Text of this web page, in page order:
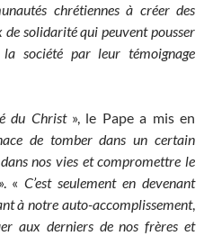
chrétiennes à créer des
de solidarité qui peuvent pousser
société par leur témoignage
du Christ», le Pape a mis en
de tomber dans un certain
nos vies et compromettre le
». «C’est seulement en devenant
à notre auto-accomplissement,
aux derniers de nos frères et